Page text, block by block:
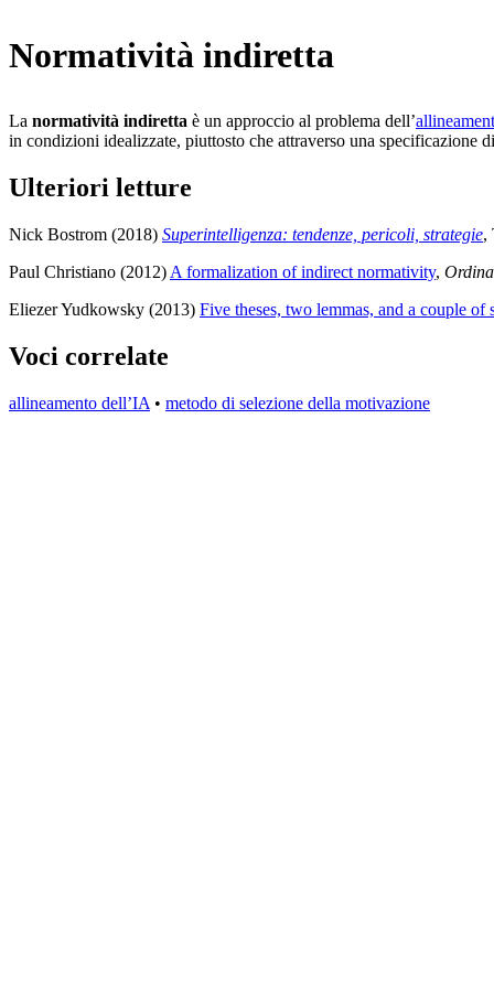
Normatività indiretta
La normatività indiretta è un approccio al problema dell’
in condizioni idealizzate, piuttosto che attraverso una specificazione
Ulteriori letture
Nick Bostrom (2018) Superintelligenza: tendenze, pericoli, strategie,
Paul Christiano (2012) A formalization of indirect normativity,
Eliezer Yudkowsky (2013) Five theses, two lemmas, and a couple of
Voci correlate
allineamento dell’IA • metodo di selezione della motivazione